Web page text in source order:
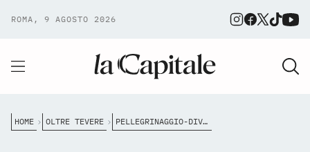
ROMA, 9 AGOSTO 2026
HOME OLTRE TEVERE PELLEGRINAGGIO-DIVINO-AMORE-PACE-FEDELI-MONDO